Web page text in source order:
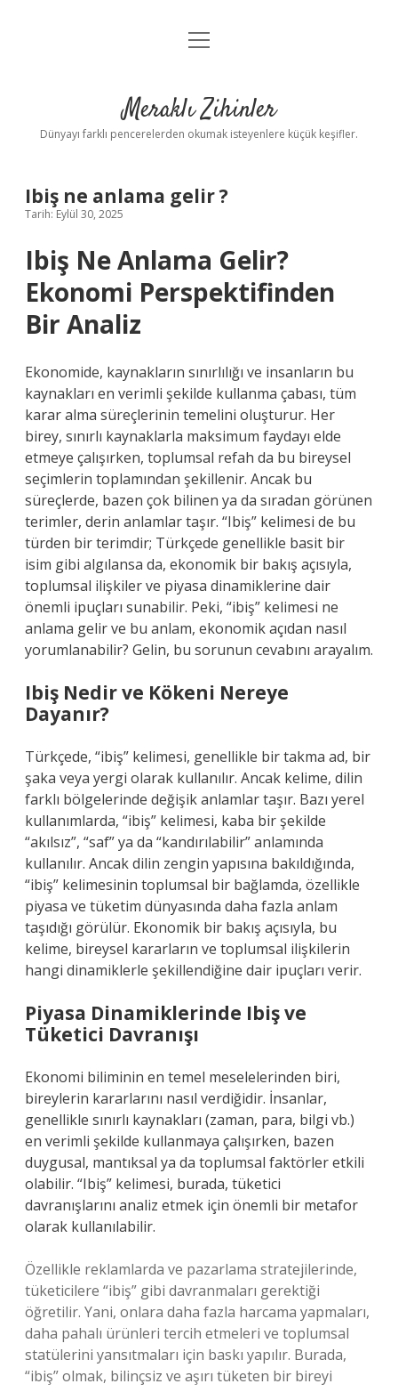
Anasayfa
Yasal Uyarı
menüyü
Meraklı Zihinler
Dünyayı farklı pencerelerden okumak isteyenlere küçük keşifler.
Ibiş ne anlama gelir ?
Tarih: Eylül 30, 2025
Ibiş Ne Anlama Gelir?
Ekonomi Perspektifinden
Bir Analiz
Ekonomide, kaynakların sınırlılığı ve insanların bu
kaynakları en verimli şekilde kullanma çabası, tüm
karar alma süreçlerinin temelini oluşturur. Her
birey, sınırlı kaynaklarla maksimum faydayı elde
etmeye çalışırken, toplumsal refah da bu bireysel
seçimlerin toplamından şekillenir. Ancak bu
süreçlerde, bazen çok bilinen ya da sıradan görünen
terimler, derin anlamlar taşır. “Ibiş” kelimesi de bu
türden bir terimdir; Türkçede genellikle basit bir
isim gibi algılansa da, ekonomik bir bakış açısıyla,
toplumsal ilişkiler ve piyasa dinamiklerine dair
önemli ipuçları sunabilir. Peki, “ibiş” kelimesi ne
anlama gelir ve bu anlam, ekonomik açıdan nasıl
yorumlanabilir? Gelin, bu sorunun cevabını arayalım.
Ibiş Nedir ve Kökeni Nereye
Dayanır?
Türkçede, “ibiş” kelimesi, genellikle bir takma ad, bir
şaka veya yergi olarak kullanılır. Ancak kelime, dilin
farklı bölgelerinde değişik anlamlar taşır. Bazı yerel
kullanımlarda, “ibiş” kelimesi, kaba bir şekilde
“akılsız”, “saf” ya da “kandırılabilir” anlamında
kullanılır. Ancak dilin zengin yapısına bakıldığında,
“ibiş” kelimesinin toplumsal bir bağlamda, özellikle
piyasa ve tüketim dünyasında daha fazla anlam
taşıdığı görülür. Ekonomik bir bakış açısıyla, bu
kelime, bireysel kararların ve toplumsal ilişkilerin
hangi dinamiklerle şekillendiğine dair ipuçları verir.
Piyasa Dinamiklerinde Ibiş ve
Tüketici Davranışı
Ekonomi biliminin en temel meselelerinden biri,
bireylerin kararlarını nasıl verdiğidir. İnsanlar,
genellikle sınırlı kaynakları (zaman, para, bilgi vb.)
en verimli şekilde kullanmaya çalışırken, bazen
duygusal, mantıksal ya da toplumsal faktörler etkili
olabilir. “Ibiş” kelimesi, burada, tüketici
davranışlarını analiz etmek için önemli bir metafor
olarak kullanılabilir.
Özellikle reklamlarda ve pazarlama stratejilerinde,
tüketicilere “ibiş” gibi davranmaları gerektiği
öğretilir. Yani, onlara daha fazla harcama yapmaları,
daha pahalı ürünleri tercih etmeleri ve toplumsal
statülerini yansıtmaları için baskı yapılır. Burada,
“ibiş” olmak, bilinçsiz ve aşırı tüketen bir bireyi